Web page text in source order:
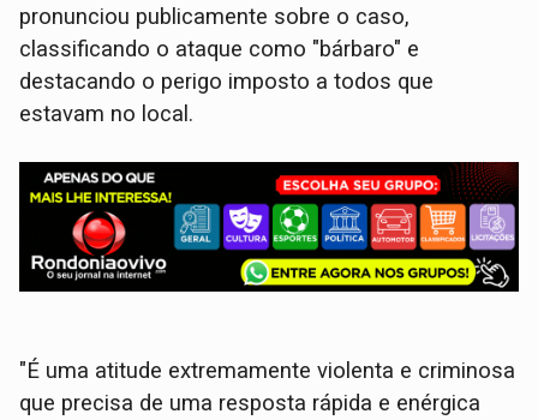
pronunciou publicamente sobre o caso,
classificando o ataque como "bárbaro" e
destacando o perigo imposto a todos que
estavam no local.
​"É uma atitude extremamente violenta e criminosa
que precisa de uma resposta rápida e enérgica